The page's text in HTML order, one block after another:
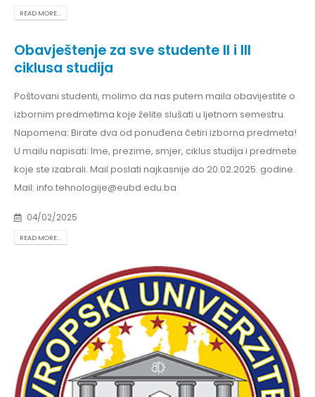
READ MORE...
Obavještenje za sve studente II i III
ciklusa studija
Poštovani studenti, molimo da nas putem maila obavijestite o
izbornim predmetima koje želite slušati u ljetnom semestru.
Napomena: Birate dva od ponuđena četiri izborna predmeta!
U mailu napisati: Ime, prezime, smjer, ciklus studija i predmete
koje ste izabrali. Mail poslati najkasnije do 20.02.2025. godine.
Mail: info.tehnologije@eubd.edu.ba
04/02/2025
READ MORE...